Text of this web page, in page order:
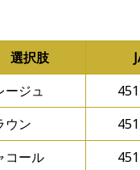
選択肢
ージュ
ウン
コール